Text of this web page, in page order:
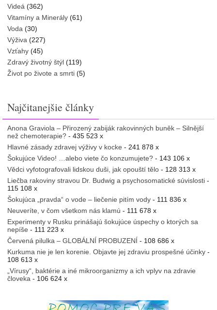
Videá (362)
Vitamíny a Minerály (61)
Voda (30)
Výživa (227)
Vzťahy (45)
Zdravý životný štýl (119)
Život po živote a smrti (5)
Najčitanejšie články
Anona Graviola – Přirozený zabiják rakovinných buněk – Silnější
než chemoterapie? - 435 523 x
Hlavné zásady zdravej výživy v kocke - 241 878 x
Šokujúce Video! …alebo viete čo konzumujete? - 143 106 x
Vědci vyfotografovali lidskou duši, jak opouští tělo - 128 313 x
Liečba rakoviny stravou Dr. Budwig a psychosomatické súvislosti -
115 108 x
Šokujúca „pravda“ o vode – liečenie pitím vody - 111 836 x
Neuveríte, v čom všetkom nás klamú - 111 678 x
Experimenty v Rusku prinášajú šokujúce úspechy o ktorých sa
nepíše - 111 223 x
Červená pilulka – GLOBÁLNÍ PROBUZENÍ - 108 686 x
Kurkuma nie je len korenie. Objavte jej zdraviu prospešné účinky -
108 613 x
„Vírusy“, baktérie a iné mikroorganizmy a ich vplyv na zdravie
človeka - 106 624 x